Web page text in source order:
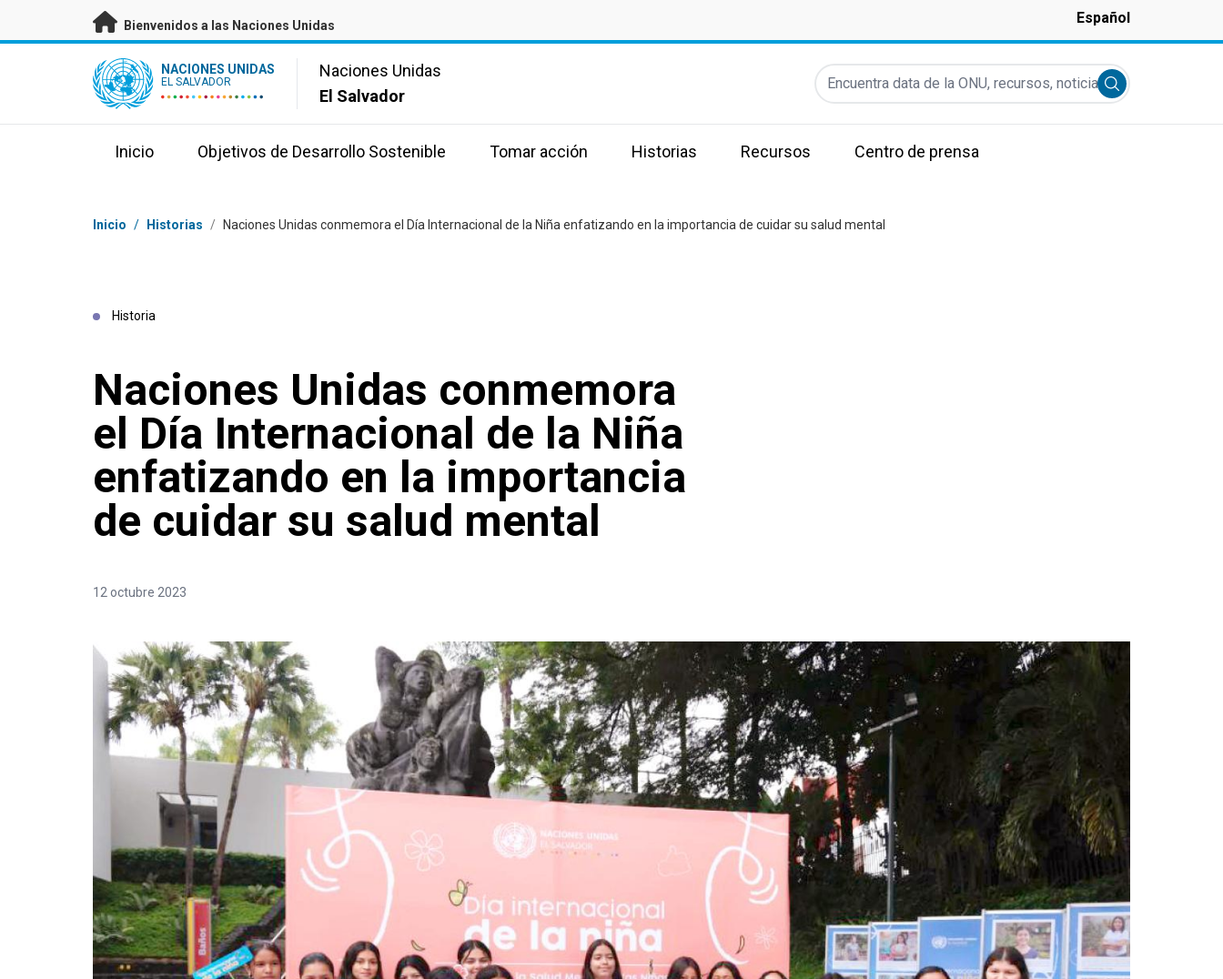
Saltar a contenido principal
Bienvenidos a las Naciones Unidas Español
UN Logo NACIONES UNIDAS
EL SALVADOR
Naciones Unidas
El Salvador
Encuentra data de la ONU, recursos, noticias y más...
Submit search
Inicio Objetivos de Desarrollo Sostenible Tomar acción Historias Recursos Centro de prensa
Coordenadas dentro de la ruta de navegación
Inicio / Historias / Naciones Unidas conmemora el Día Internacional de la Niña enfatizando en la importancia de cuidar su salud mental
Historia
Naciones Unidas conmemora
el Día Internacional de la Niña
enfatizando en la importancia
de cuidar su salud mental
12 octubre 2023